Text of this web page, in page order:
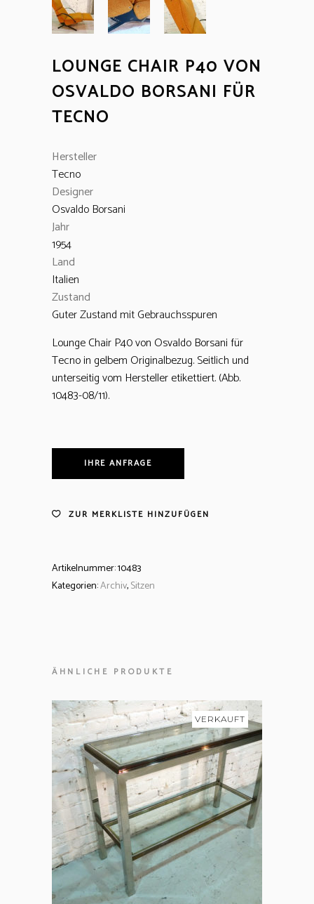
LOUNGE CHAIR P40 VON
OSVALDO BORSANI FÜR
TECNO
Hersteller
Tecno
Designer
Osvaldo Borsani
Jahr
1954
Land
Italien
Zustand
Guter Zustand mit Gebrauchsspuren
Lounge Chair P40 von Osvaldo Borsani für
Tecno in gelbem Originalbezug. Seitlich und
unterseitig vom Hersteller etikettiert. (Abb.
10483-08/11).
IHRE ANFRAGE
ZUR MERKLISTE HINZUFÜGEN
Artikelnummer:10483
Kategorien:Archiv,Sitzen
ÄHNLICHE PRODUKTE
VERKAUFT